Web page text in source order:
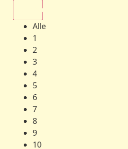
Alle
1
2
3
4
5
6
7
8
9
10